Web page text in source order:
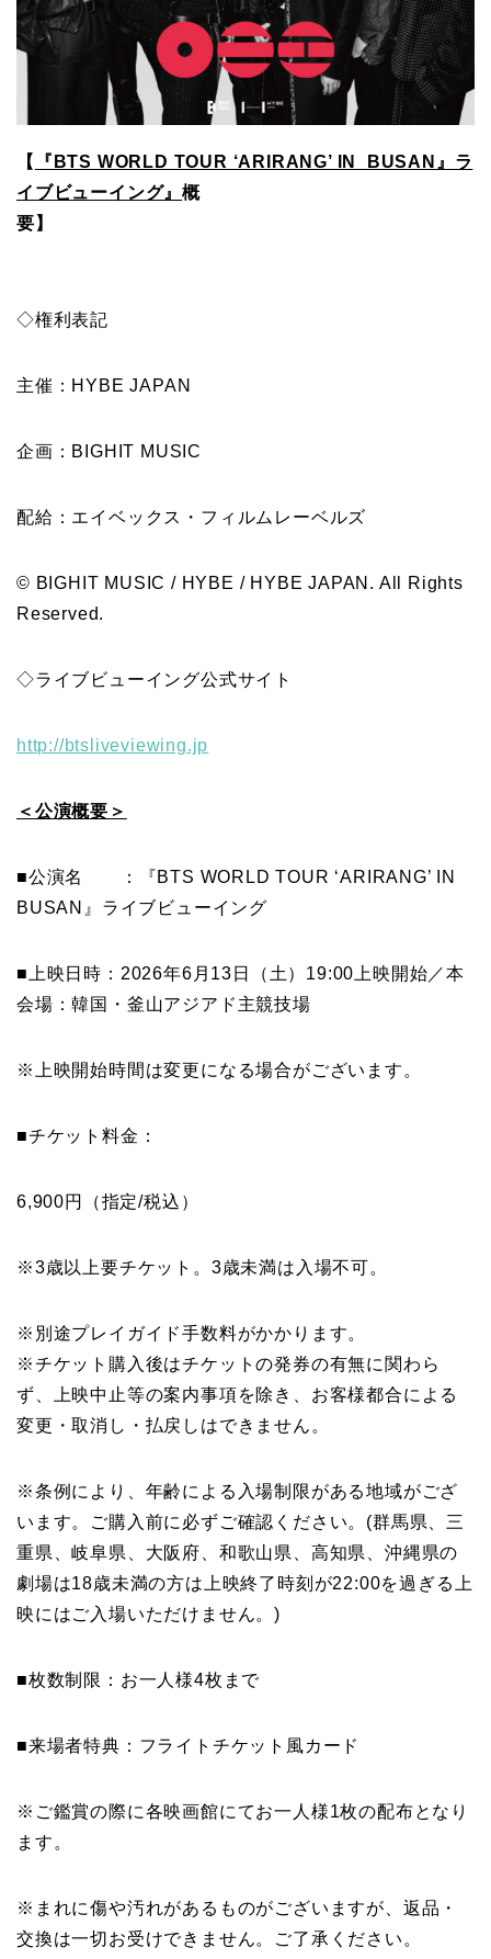
【
『BTS WORLD TOUR ‘ARIRANG’ IN BUSAN』ラ
イブビューイング』概
要】
◇権利表記
主催：HYBE JAPAN
企画：BIGHIT MUSIC
配給：エイベックス・フィルムレーベルズ
© BIGHIT MUSIC / HYBE / HYBE JAPAN. All Rights
Reserved.
◇ライブビューイング公式サイト
http://btsliveviewing.jp
＜公演概要＞
■公演名 ：『BTS WORLD TOUR ‘ARIRANG’ IN
BUSAN』ライブビューイング
■上映日時：2026年6月13日（土）19:00上映開始／本
会場：韓国・釜山アジアド主競技場
※上映開始時間は変更になる場合がございます。
■チケット料金：
6,900円（指定/税込）
※3歳以上要チケット。3歳未満は入場不可。
※別途プレイガイド手数料がかかります。
※チケット購入後はチケットの発券の有無に関わら
ず、上映中止等の案内事項を除き、お客様都合による
変更・取消し・払戻しはできません。
※条例により、年齢による入場制限がある地域がござ
います。ご購入前に必ずご確認ください。(群馬県、三
重県、岐阜県、大阪府、和歌山県、高知県、沖縄県の
劇場は18歳未満の方は上映終了時刻が22:00を過ぎる上
映にはご入場いただけません。)
■枚数制限：お一人様4枚まで
■来場者特典：フライトチケット風カード
※ご鑑賞の際に各映画館にてお一人様1枚の配布となり
ます。
※まれに傷や汚れがあるものがございますが、返品・
交換は一切お受けできません。ご了承ください。